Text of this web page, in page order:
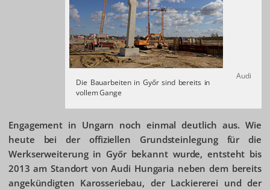
Audi
Die Bauarbeiten in Győr sind bereits in
vollem Gange
Engagement in Ungarn noch einmal deutlich aus. Wie
heute bei der offiziellen Grundsteinlegung für die
Werkserweiterung in Győr bekannt wurde, entsteht bis
2013 am Standort von Audi Hungaria neben dem bereits
angekündigten Karosseriebau, der Lackiererei und der